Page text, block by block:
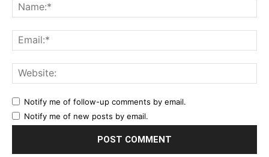
Notify me of follow-up comments by email.
Notify me of new posts by email.